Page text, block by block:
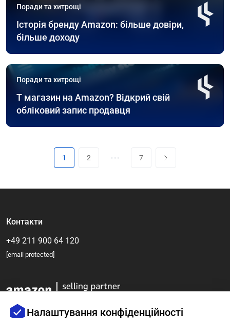
Поради та хитрощі
Історія бренду Amazon: більше довіри,
більше доходу
Поради та хитрощі
Т магазин на Amazon? Відкрий свій
обліковий запис продавця
1 2 7
Контакти
+49 211 900 64 120
[email protected]
Налаштування конфіденційності